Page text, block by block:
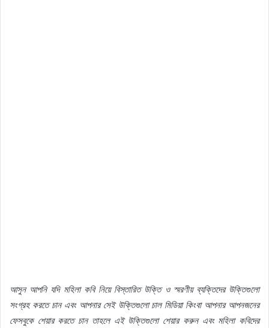
আসুন আপনি যদি মহিলা কবি নিয়ে বিস্তারিত উক্তি ও স্মরণীয় ব্যক্তিদের উক্তিগুলো
সংগ্রহ করতে চান এবং আপনার সেই উক্তিগুলো চাল মিডিয়া কিংবা আপনার আপনজনের
ফেসবুকে শেয়ার করতে চান তাহলে এই উক্তিগুলো শেয়ার করুন এবং মহিলা কবিদের